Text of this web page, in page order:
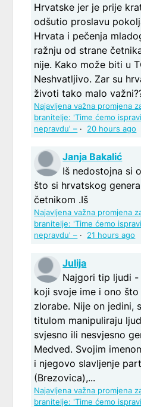
Hrvatske jer je prije
odšutio proslavu
Hrvata i pečenja
ražnju od strane
nije. Kako može biti u
Neshvatljivo. Zar su
životi tako malo
Najavljena važna promjena
branitelje: 'Time ćemo
nepravdu' – · 20 hours ago
Janja Bakalić
Iš nedostojna si
što si hrvatskog
četnikom .Iš
Najavljena važna promjena
branitelje: 'Time ćemo
nepravdu' – · 21 hours ago
Julija
Najgori tip ljudi
koji svoje ime i ono
zlorabe. Nije on jedini,
titulom manipuliraju
svjesno ili nesvjesno
Medved. Svojim
i njegovo slavljenje
(Brezovica),...
Najavljena važna promjena
branitelje: 'Time ćemo